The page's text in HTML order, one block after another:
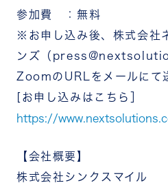
参加費 ：無料
※お申し込み後、株式会社
ンズ（
ZoomのURLをメールにて
[お申し込みはこちら］
https://
【会社概要】
株式会社シンクスマイル